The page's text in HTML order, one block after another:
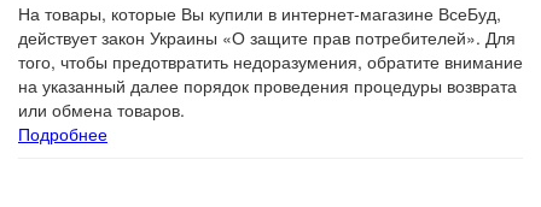
На товары, которые Вы купили в интернет-магазине ВсеБуд,
действует закон Украины «О защите прав потребителей». Для
того, чтобы предотвратить недоразумения, обратите внимание
на указанный далее порядок проведения процедуры возврата
или обмена товаров.
Подробнее